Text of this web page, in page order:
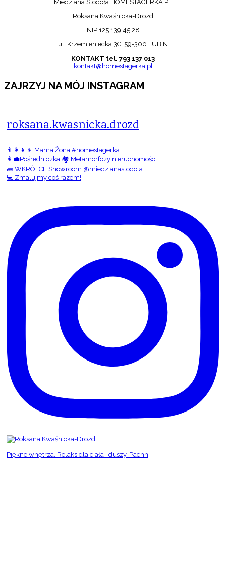
Miedziana Stodoła HOMESTAGERKA.PL
Roksana Kwaśnicka-Drozd
NIP 125 139 45 28
ul. Krzemieniecka 3C, 59-300 LUBIN
KONTAKT tel. 793 137 013
kontakt@homestagerka.pl
ZAJRZYJ NA MÓJ INSTAGRAM
roksana.kwasnicka.drozd
👨‍👩‍👧‍👦 Mama Żona #homestagerka
👩‍💼Pośredniczka 🏘️ Metamorfozy nieruchomości
🧱 WKRÓTCE Showroom @miedzianastodola
💻 Zmalujmy coś razem!
Piękne wnętrza. Relaks dla ciała i duszy. Pachn